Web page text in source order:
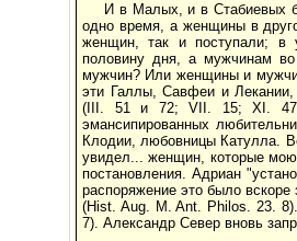
И в Малых, и в Стабиевых
одно время, а женщины в
женщин, так и поступали; в
половину дня, а мужчинам
мужчин? Или женщины и
эти Галлы, Савфеи и
(III. 51 и 72; VII. 15; XI. 47
эмансипированных
Клодии, любовницы Катулла.
увидел... женщин, которые
постановления. Адриан
распоряжение это было
(Hist. Aug. M. Ant. Philos. 23.
7). Александр Север вновь